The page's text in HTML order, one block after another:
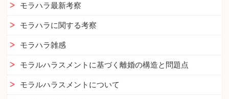
モラハラ最新考察
モラハラに関する考察
モラハラ雑感
モラルハラスメントに基づく離婚の構造と問題点
モラルハラスメントについて